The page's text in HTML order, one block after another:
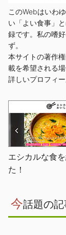
このWebはいわ
い「よい食事」
録です。私の嗜
ず。
本サイトの著作
載を希望される
詳しいプロフィ
エシカルな食
た！
今話題の